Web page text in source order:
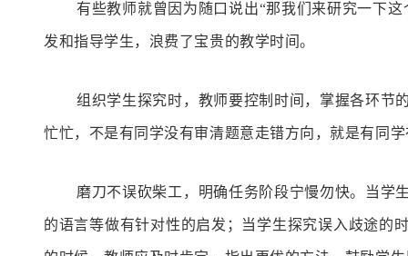
有些教师就曾因为随口说出“那我们来研究一下
发和指导学生，浪费了宝贵的教学时间。
组织学生探究时，教师要控制时间，掌握各环节
忙忙，不是有同学没有审清题意走错方向，就是有同
磨刀不误砍柴工，明确任务阶段宁慢勿快。当学
的语言等做有针对性的启发；当学生探究误入歧途的